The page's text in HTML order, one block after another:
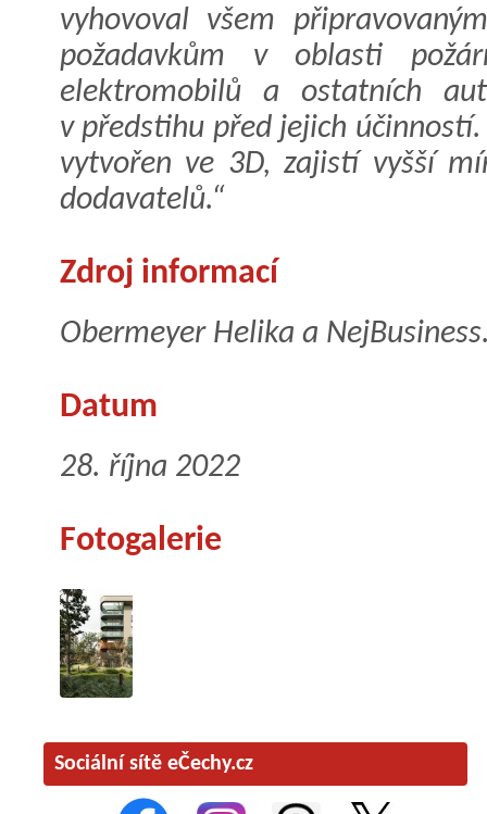
vyhovoval všem
požadavkům v oblasti
elektromobilů a ostatních
v předstihu před jejich
vytvořen ve 3D, zajistí vyšší
dodavatelů.“
Zdroj informací
Obermeyer Helika a
Datum
28. října 2022
Fotogalerie
Sociální sítě eČechy.cz